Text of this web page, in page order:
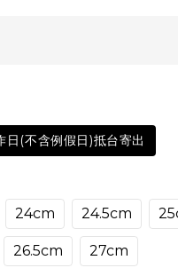
日(不含例假日)抵台寄出
24cm 24.5cm
26.5cm 27cm